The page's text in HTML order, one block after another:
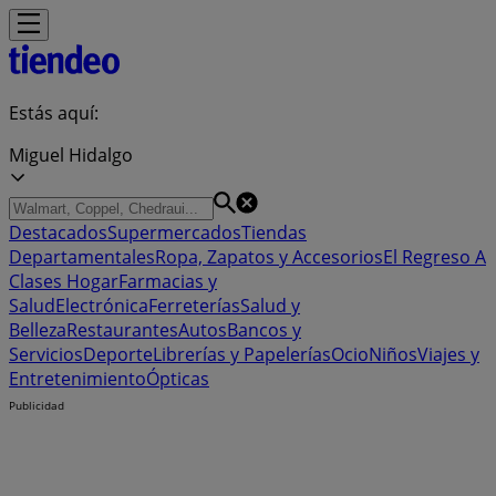
Estás aquí:
Miguel Hidalgo
DestacadosSupermercadosTiendas
DepartamentalesRopa, Zapatos y AccesoriosEl Regreso A
Clases HogarFarmacias y
SaludElectrónicaFerreteríasSalud y
BellezaRestaurantesAutosBancos y
ServiciosDeporteLibrerías y PapeleríasOcioNiñosViajes y
EntretenimientoÓpticas
Publicidad